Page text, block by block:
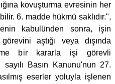
kovuşturma evresinin her
6. madde hükmü saklıdır.",
kabulünden sonra, işin
aştığı veya dışında
bir kararla işi görevli
Basın Kanunu'nun 27.
eserler yoluyla işlenen